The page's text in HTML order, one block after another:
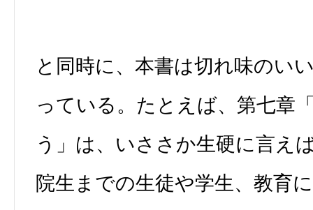
と同時に、本書は切れ味のい
っている。たとえば、第七章
う」は、いささか生硬に言え
院生までの生徒や学生、教育